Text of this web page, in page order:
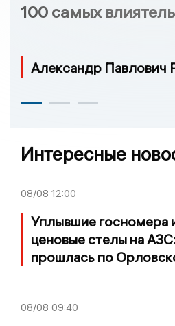
100 самых
Александр Павлович
Интересные
08/08 12:00
Уплывшие госномера
ценовые стелы на
прошлась по
08/08 09:40